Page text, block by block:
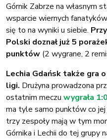
Górnik Zabrze na własnym
wsparcie wiernych
się to na wyniki u siebie.
Polski doznał już 5
punktów (2 wygrane, 2
Lechia Gdańsk także gra
ligi. Drużyna prowadzona
ostatnim meczu wygrała
ma tyle samo punktów co
trzy zespoły mają w tym
Górnika i Lechii do tej grupy